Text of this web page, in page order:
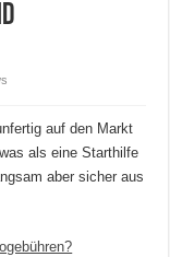
auf den Markt
als eine Starthilfe
aber sicher aus